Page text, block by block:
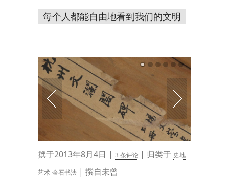
每个人都能自由地看到我们的文明
撰于2013年8月4日 | 3 条评论 | 归类于 史地
艺术 金石书法 | 撰自未曾